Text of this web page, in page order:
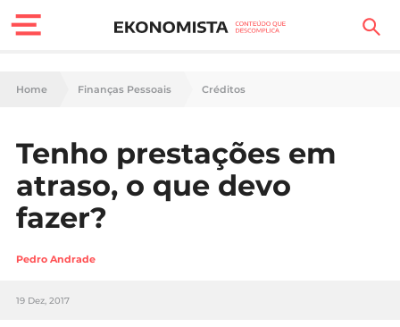
Finanças Pessoais
Carreira
Casa
Lifestyle
Sociedade
Home Finanças Pessoais Créditos
Tenho prestações em
atraso, o que devo
fazer?
Pedro Andrade
19 Dez, 2017